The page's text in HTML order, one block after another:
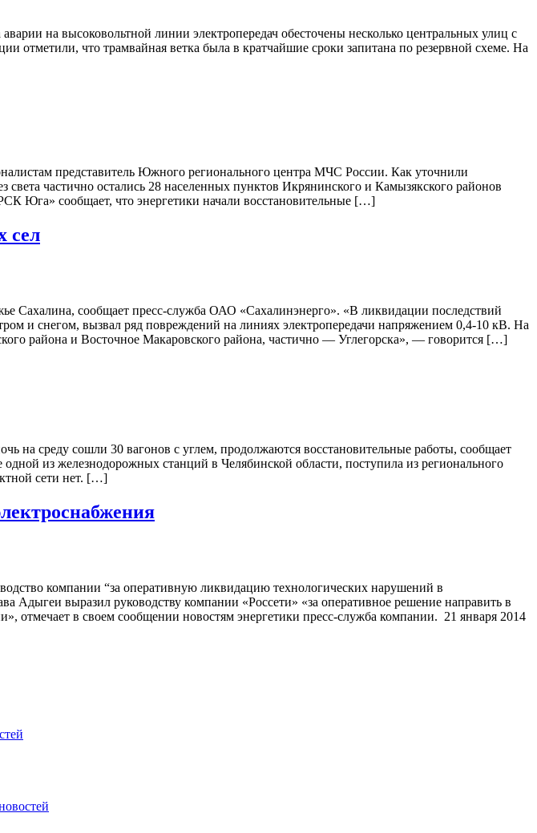
на высоковольтной линии электропередач обесточены несколько центральных улиц с
отметили, что трамвайная ветка была в кратчайшие сроки запитана по резервной схеме. На
представитель Южного регионального центра МЧС России. Как уточнили
частично остались 28 населенных пунктов Икрянинского и Камызякского районов
Юга» сообщает, что энергетики начали восстановительные […]
сел
Сахалина, сообщает пресс-служба ОАО «Сахалинэнерго». «В ликвидации последствий
и снегом, вызвал ряд повреждений на линиях электропередачи напряжением 0,4-10 кВ. На
района и Восточное Макаровского района, частично — Углегорска», — говорится […]
на среду сошли 30 вагонов с углем, продолжаются восстановительные работы, сообщает
из железнодорожных станций в Челябинской области, поступила из регионального
сети нет. […]
компании “за оперативную ликвидацию технологических нарушений в
Адыгеи выразил руководству компании «Россети» «за оперативное решение направить в
отмечает в своем сообщении новостям энергетики пресс-служба компании. 21 января 2014